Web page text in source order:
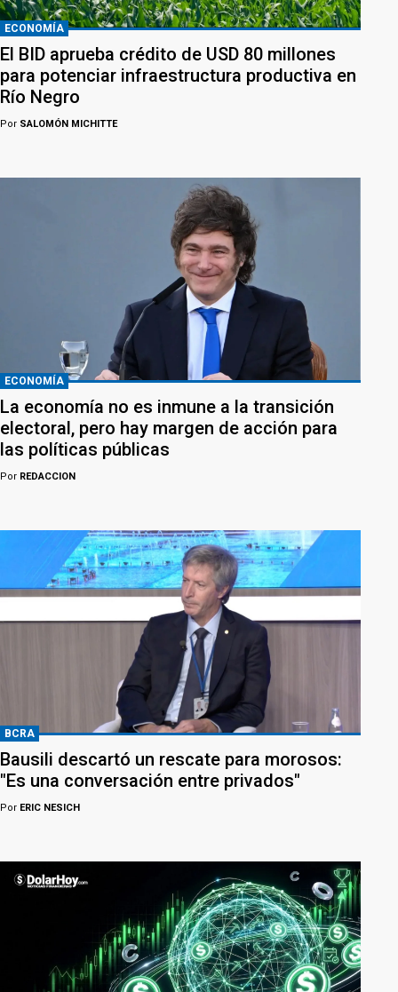
ECONOMÍA
El BID aprueba crédito de USD 80 millones
para potenciar infraestructura productiva en
Río Negro
Por SALOMÓN MICHITTE
ECONOMÍA
La economía no es inmune a la transición
electoral, pero hay margen de acción para
las políticas públicas
Por REDACCION
BCRA
Bausili descartó un rescate para morosos:
"Es una conversación entre privados"
Por ERIC NESICH